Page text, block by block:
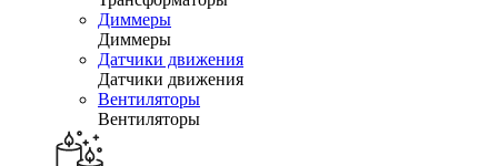
Диммеры
Диммеры
Датчики движения
Датчики движения
Вентиляторы
Вентиляторы